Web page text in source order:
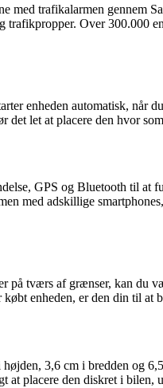
med trafikalarmen gennem
Over 300.000
enheden automatisk, når
det let at placere den hvor
GPS og Bluetooth til at
med adskillige
på tværs af grænser, kan du
enheden, er den din til at
3,6 cm i bredden og
placere den diskret i bilen,